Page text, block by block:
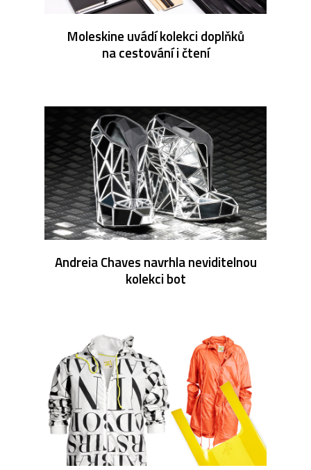
Moleskine uvádí kolekci doplňků
na cestování i čtení
Andreia Chaves navrhla neviditelnou
kolekci bot